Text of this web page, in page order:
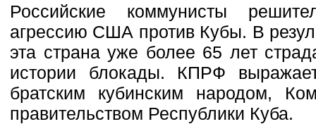
Российские коммунисты
агрессию США против Кубы. В
эта страна уже более 65 лет
истории блокады. КПРФ
братским кубинским народом,
правительством Республики Куба.